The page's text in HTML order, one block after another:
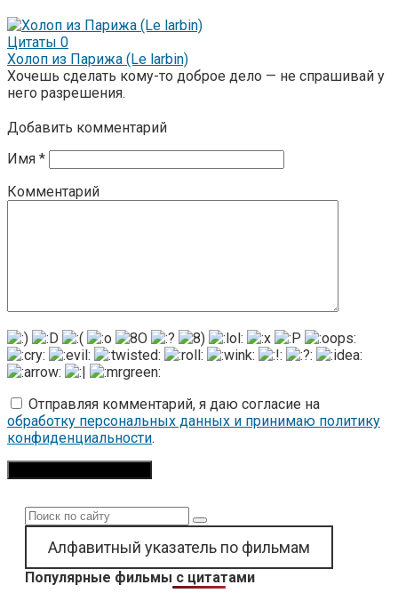
Цитаты 0
Холоп из Парижа (Le larbin)
Хочешь сделать кому-то доброе дело — не спрашивай у
него разрешения.
Добавить комментарий
Имя *
Комментарий
Отправляя комментарий, я даю согласие на
обработку персональных данных и принимаю политику
конфиденциальности.
Поиск:
Алфавитный указатель по фильмам
Популярные фильмы с цитатами